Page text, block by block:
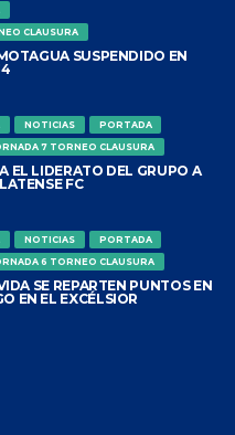
CLAUSURA
SUSPENDIDO EN
NOTICIAS
PORTADA
7 TORNEO CLAUSURA
EL LIDERATO DEL GRUPO A
FC
NOTICIAS
PORTADA
6 TORNEO CLAUSURA
SE REPARTEN PUNTOS EN
EN EL EXCÉLSIOR